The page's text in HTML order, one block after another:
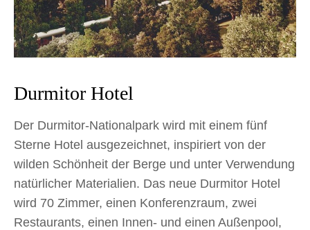
Durmitor Hotel
Der Durmitor-Nationalpark wird mit einem fünf
Sterne Hotel ausgezeichnet, inspiriert von der
wilden Schönheit der Berge und unter Verwendung
natürlicher Materialien. Das neue Durmitor Hotel
wird 70 Zimmer, einen Konferenzraum, zwei
Restaurants, einen Innen- und einen Außenpool,